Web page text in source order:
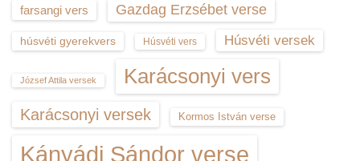
farsangi vers Gazdag Erzsébet verse
húsvéti gyerekvers Húsvéti vers Húsvéti versek
József Attila versek Karácsonyi vers
Karácsonyi versek Kormos István verse
Kányádi Sándor verse